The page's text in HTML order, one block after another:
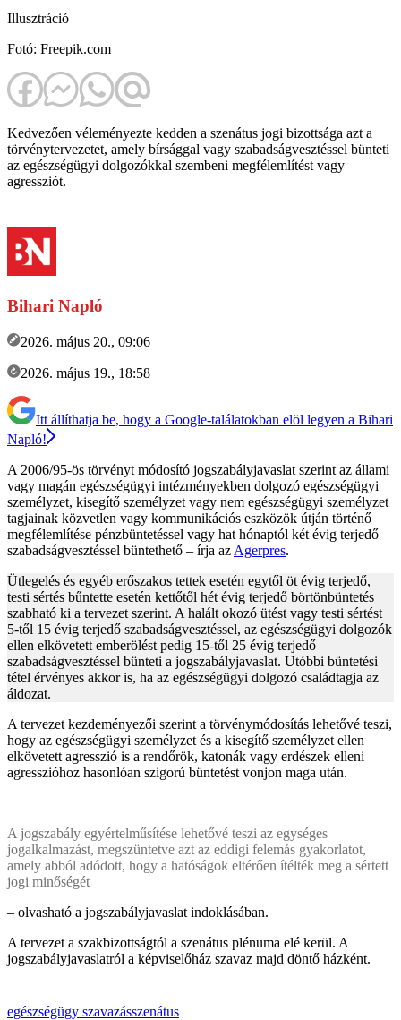
Illusztráció
Fotó: Freepik.com
Kedvezően véleményezte kedden a szenátus jogi bizottsága azt a
törvénytervezetet, amely bírsággal vagy szabadságvesztéssel bünteti
az egészségügyi dolgozókkal szembeni megfélemlítést vagy
agressziót.
Bihari Napló
2026. május 20., 09:06
2026. május 19., 18:58
Itt állíthatja be, hogy a Google-találatokban elöl legyen a Bihari
Napló!
A 2006/95-ös törvényt módosító jogszabályjavaslat szerint az állami
vagy magán egészségügyi intézményekben dolgozó egészségügyi
személyzet, kisegítő személyzet vagy nem egészségügyi személyzet
tagjainak közvetlen vagy kommunikációs eszközök útján történő
megfélemlítése pénzbüntetéssel vagy hat hónaptól két évig terjedő
szabadságvesztéssel büntethető – írja az Agerpres.
Ütlegelés és egyéb erőszakos tettek esetén egytől öt évig terjedő,
testi sértés bűntette esetén kettőtől hét évig terjedő börtönbüntetés
szabható ki a tervezet szerint. A halált okozó ütést vagy testi sértést
5-től 15 évig terjedő szabadságvesztéssel, az egészségügyi dolgozók
ellen elkövetett emberölést pedig 15-től 25 évig terjedő
szabadságvesztéssel bünteti a jogszabályjavaslat. Utóbbi büntetési
tétel érvényes akkor is, ha az egészségügyi dolgozó családtagja az
áldozat.
A tervezet kezdeményezői szerint a törvénymódosítás lehetővé teszi,
hogy az egészségügyi személyzet és a kisegítő személyzet ellen
elkövetett agresszió is a rendőrök, katonák vagy erdészek elleni
agresszióhoz hasonlóan szigorú büntetést vonjon maga után.
A jogszabály egyértelműsítése lehetővé teszi az egységes
jogalkalmazást, megszüntetve azt az eddigi felemás gyakorlatot,
amely abból adódott, hogy a hatóságok eltérően ítélték meg a sértett
jogi minőségét
– olvasható a jogszabályjavaslat indoklásában.
A tervezet a szakbizottságtól a szenátus plénuma elé kerül. A
jogszabályjavaslatról a képviselőház szavaz majd döntő házként.
egészségügy szavazásszenátus